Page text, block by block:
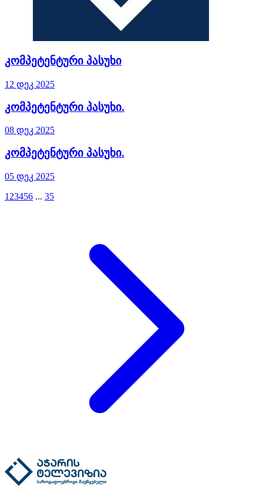
კომპეტენტური პასუხი
12 დეკ 2025
კომპეტენტური პასუხი.
08 დეკ 2025
კომპეტენტური პასუხი.
05 დეკ 2025
1 23456 ... 35